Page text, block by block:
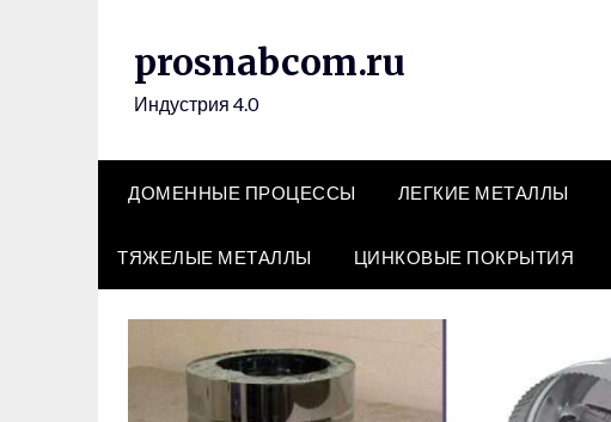
prosnabcom.ru
Индустрия 4.0
ДОМЕННЫЕ ПРОЦЕССЫ ЛЕГКИЕ МЕТАЛЛЫ
ТЯЖЕЛЫЕ МЕТАЛЛЫ ЦИНКОВЫЕ ПОКРЫТИЯ